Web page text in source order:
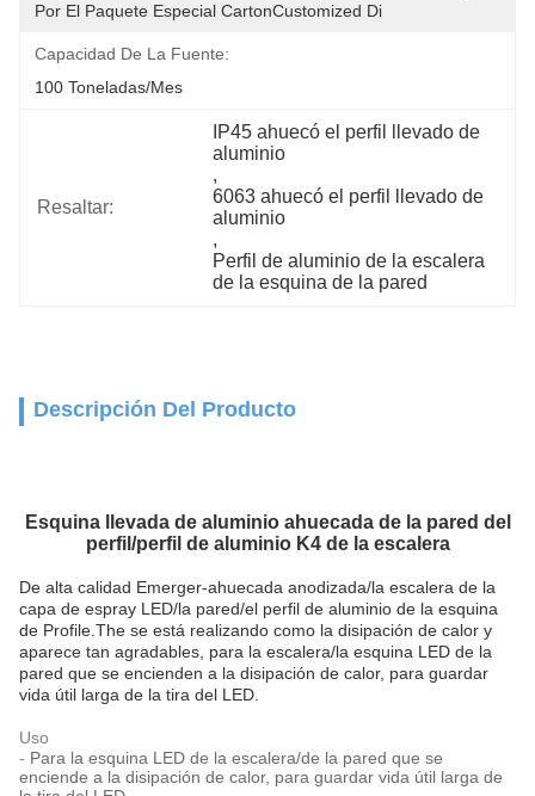
Por El Paquete Especial CartonCustomized Di
Capacidad De La Fuente:
100 Toneladas/mes
Resaltar:
IP45 ahuecó el perfil llevado de
aluminio
,
6063 ahuecó el perfil llevado de
aluminio
,
Perfil de aluminio de la escalera
de la esquina de la pared
Descripción Del Producto
Esquina llevada de aluminio ahuecada de la pared del
perfil/perfil de aluminio K4 de la escalera
De alta calidad Emerger-ahuecada anodizada/la escalera de la
capa de espray LED/la pared/el perfil de aluminio de la esquina
de Profile.The se está realizando como la disipación de calor y
aparece tan agradables, para la escalera/la esquina LED de la
pared que se encienden a la disipación de calor, para guardar
vida útil larga de la tira del LED.
Uso
- Para la esquina LED de la escalera/de la pared que se
enciende a la disipación de calor, para guardar vida útil larga de